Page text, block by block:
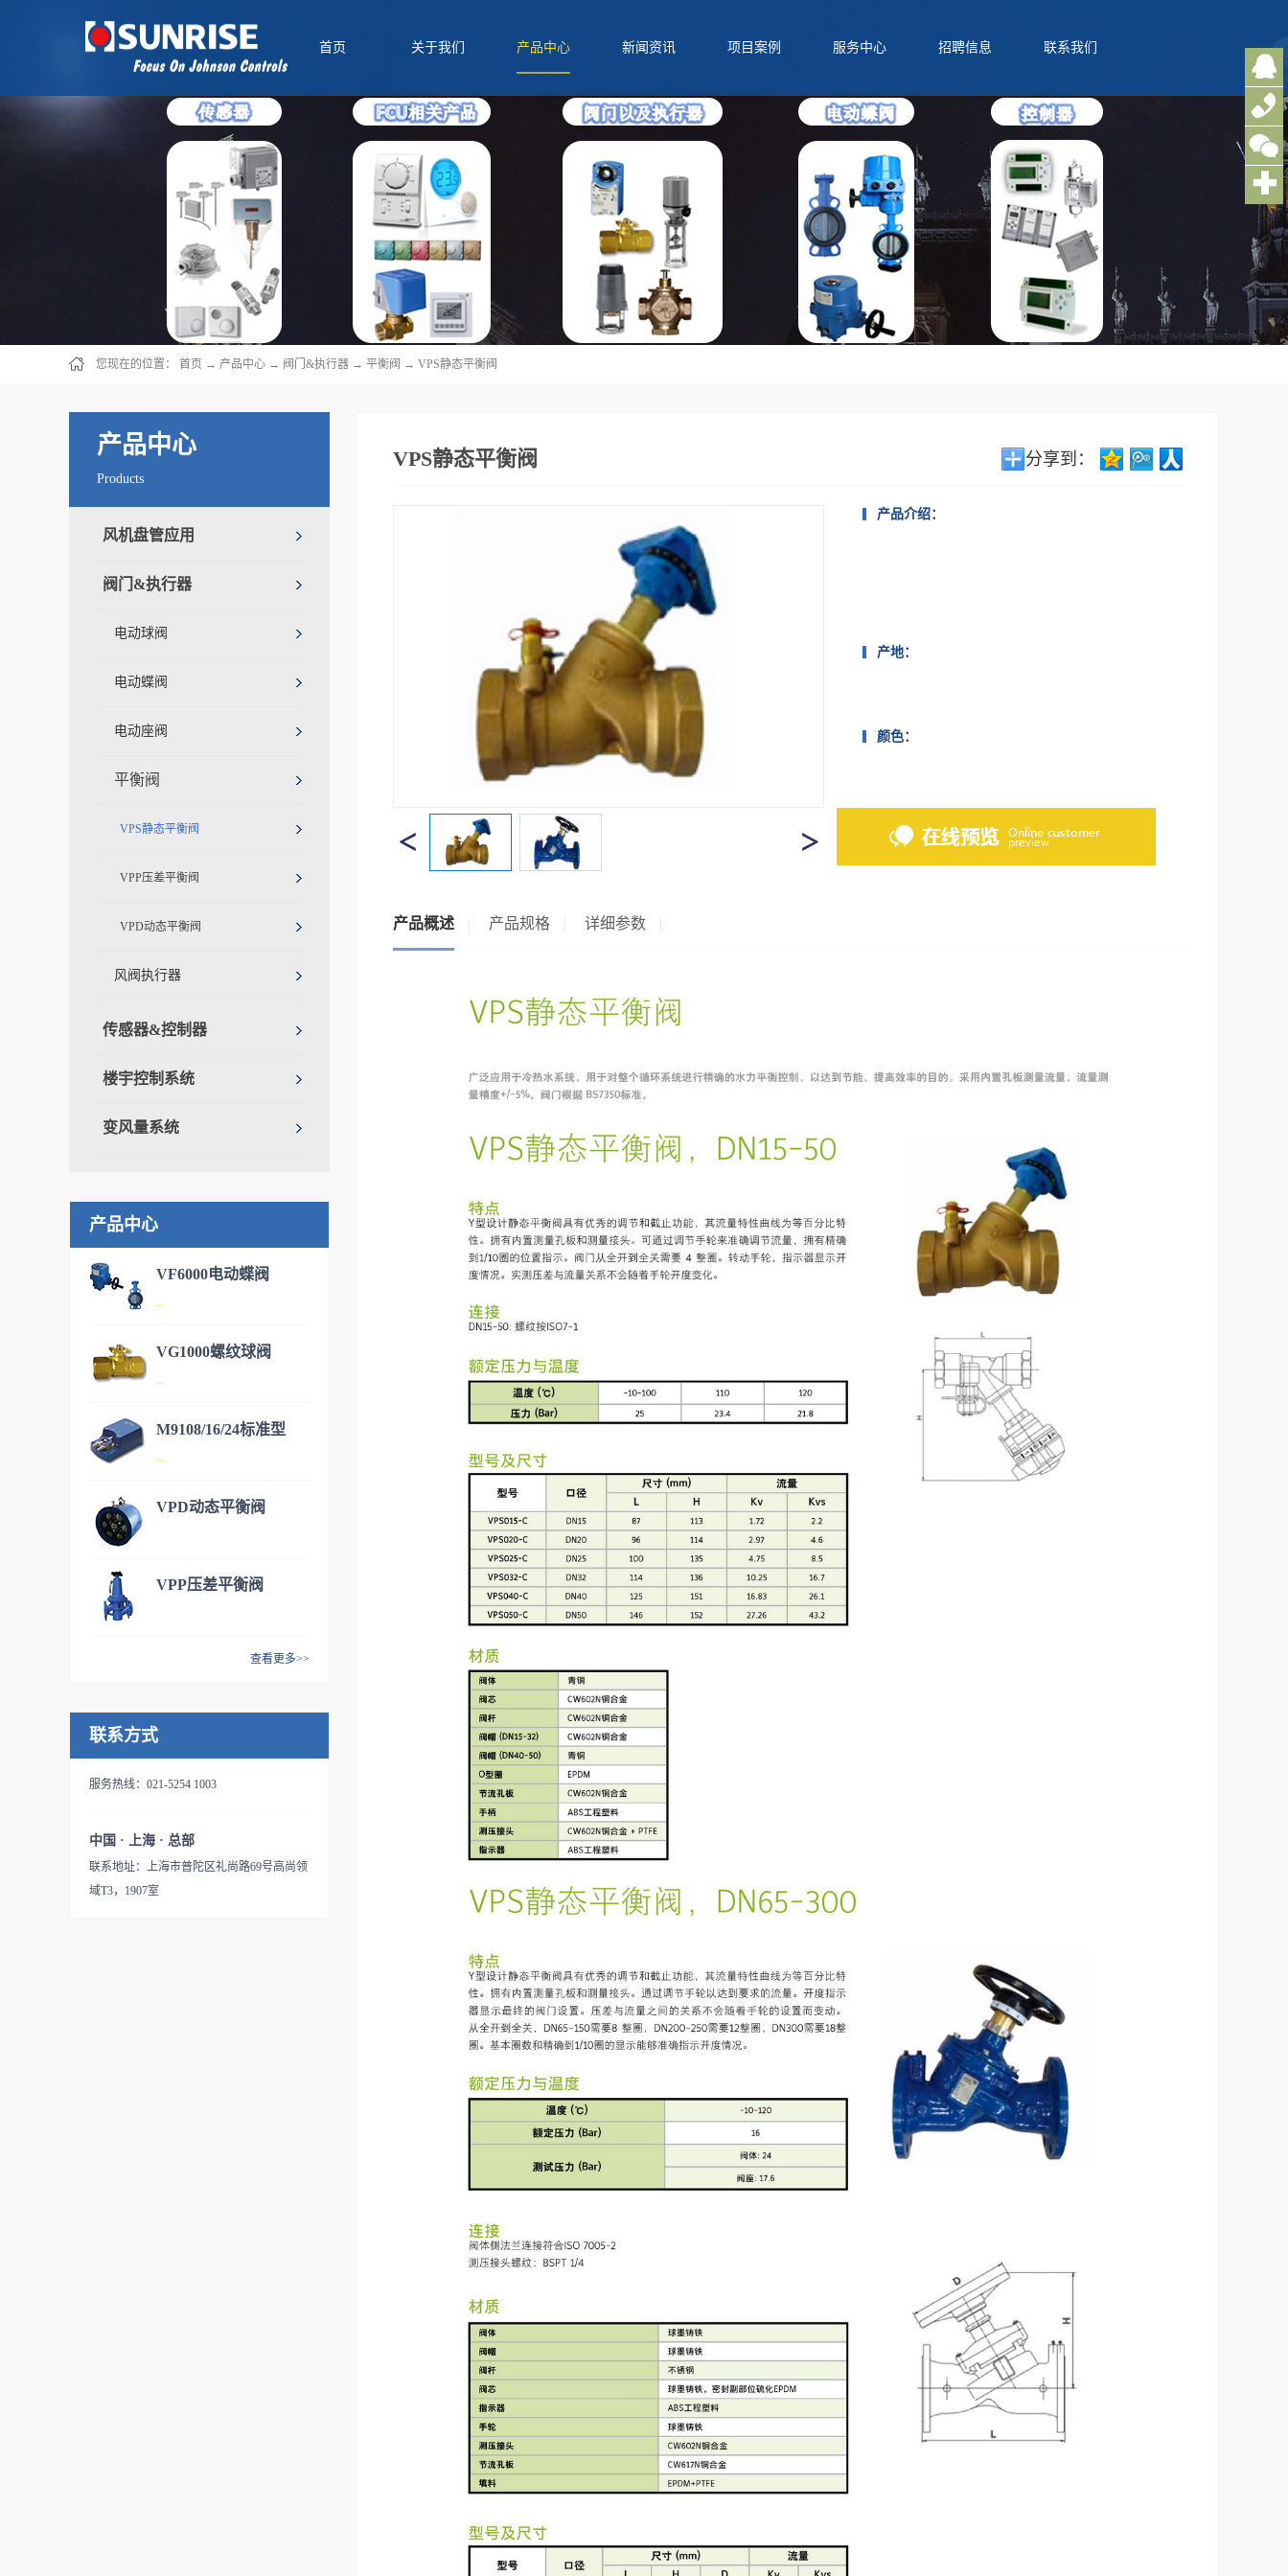
首页 关于我们 产品中心 新闻资讯 项目案例 服务中心 招聘信息 联系我们
您现在的位置： 首页 → 产品中心 → 阀门&执行器 → 平衡阀 → VPS静态平衡阀
产品中心
Products
风机盘管应用
阀门&执行器
电动球阀
电动蝶阀
电动座阀
平衡阀
VPS静态平衡阀
VPP压差平衡阀
VPD动态平衡阀
风阀执行器
传感器&控制器
楼宇控制系统
变风量系统
产品中心
VF6000电动蝶阀
...
调。
VG1000螺纹球阀
...
可安装各种执行器满足不同的
关/调节型执行器VA9208系列
M9108/16/24标准型
...
米），16NM（3平米），
反馈/电压等型号选择，满足多
VPD动态平衡阀
VPP压差平衡阀
查看更多>>
联系方式
服务热线：021-5254 1003
中国 · 上海 · 总部
联系地址：上海市普陀区礼尚路69号高尚领
域T3，1907室
VPS静态平衡阀 分享到：
产品介绍：
产地：
颜色：
产品概述 产品规格 详细参数
电话
二维码